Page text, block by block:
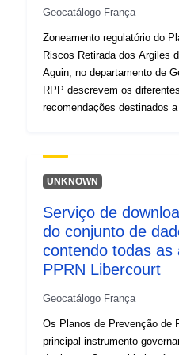
2015-02-28.
Geocatálogo França
Zoneamento regulatório do
Riscos Retirada dos Argiles
Aguin, no departamento de Gers. Os
RPP descrevem os
recomendações destinados
principalmente à construção
entanto, algumas delas
construção (existente ou
requisitos são obrigatórios
recomendados. O RPP aprovado é uma facilidade de
utilidade pública e é aplicável
UNKNOWN
Serviço de
do conjunto de
contendo todas
PPRN Libercourt
Geocatálogo França
Os Planos de Prevenção de
principal instrumento